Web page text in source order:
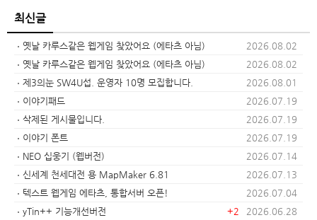
최신글
옛날 카루스같은 웹게임 찾았어요 (에타츠 아님)
2026.08.02
옛날 카루스같은 웹게임 찾았어요 (에타츠 아님)
2026.08.02
제3의눈 SW4U섭. 운영자 10명 모집합니다.
2026.08.01
이야기패드
2026.07.19
삭제된 게시물입니다.
2026.07.19
이야기 폰트
2026.07.19
NEO 십웅기 (웹버전)
2026.07.14
신세계 천세대전 용 MapMaker 6.81
2026.07.13
텍스트 웹게임 에타츠, 통합서버 오픈!
2026.07.04
yTin++ 기능개선버전
+2 2026.06.28